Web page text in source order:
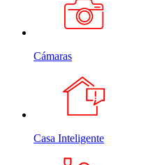
Cámaras
Casa Inteligente